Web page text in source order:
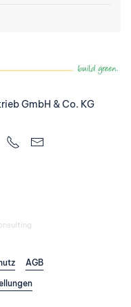
GmbH & Co. KG
AGB